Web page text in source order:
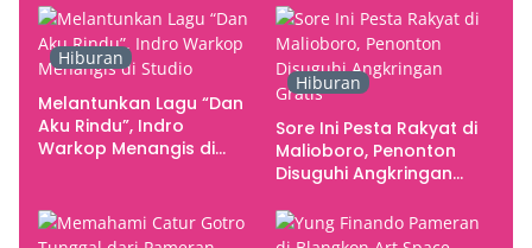
Yogyakarta sebagai
Pusat Pergerakan Seni
Rupa Indonesia
Hiburan
Melantunkan Lagu “Dan
Aku Rindu”, Indro
Warkop Menangis di
Hiburan
Sore Ini Pesta Rakyat di
Malioboro, Penonton
Disuguhi Angkringan